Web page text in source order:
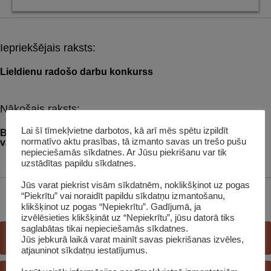
Post
navigation
Iepriekšējais raksts:
Lieldienu radošo darbu konkurss
Nākošais raksts:
Bibliotēkā Ilzes Sliņķes gleznu un grafiku izstāde “Miera
vārti”
E-GRĀMATU BIBLIOTĒKA
Lai šī tīmekļvietne darbotos, kā arī mēs spētu izpildīt
normatīvo aktu prasības, tā izmanto savas un trešo pušu
nepieciešamās sīkdatnes. Ar Jūsu piekrišanu var tik
uzstādītas papildu sīkdatnes.
Jūs varat piekrist visām sīkdatnēm, noklikšķinot uz pogas
“Piekrītu” vai noraidīt papildu sīkdatņu izmantošanu,
klikšķinot uz pogas “Nepiekrītu”. Gadījumā, ja
izvēlēsieties klikšķināt uz “Nepiekrītu”, jūsu datorā tiks
saglabātas tikai nepieciešamās sīkdatnes.
Jūs jebkurā laikā varat mainīt savas piekrišanas izvēles,
atjauninot sīkdatņu iestatījumus.